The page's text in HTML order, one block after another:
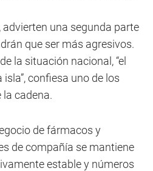
una segunda parte
que ser más agresivos.
la situación nacional, “el
confiesa uno de los
cadena.
de fármacos y
de compañía se mantiene
estable y números